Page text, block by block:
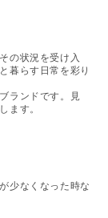
の状況を受け入
暮らす日常を彩り
ランドです。見
ます。
少なくなった時な